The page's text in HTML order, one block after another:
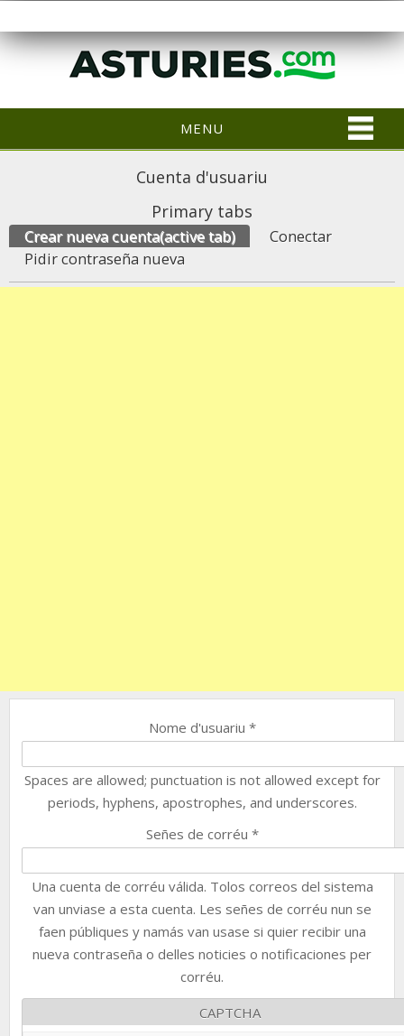
MENU
Cuenta d'usuariu
Primary tabs
Crear nueva cuenta(active tab)
Conectar
Pidir contraseña nueva
Nome d'usuariu *
Spaces are allowed; punctuation is not allowed except for
periods, hyphens, apostrophes, and underscores.
Señes de corréu *
Una cuenta de corréu válida. Tolos correos del sistema
van unviase a esta cuenta. Les señes de corréu nun se
faen públiques y namás van usase si quier recibir una
nueva contraseña o delles noticies o notificaciones per
corréu.
CAPTCHA